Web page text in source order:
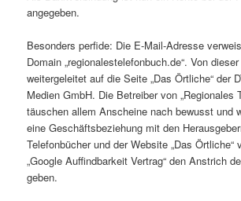
angegeben.
Besonders perfide: Die E-Mail-Adresse
Domain „regionalestelefonbuch.de“. Von
weitergeleitet auf die Seite „Das Örtliche“ der
Medien GmbH. Die Betreiber von „Regionales
täuschen allem Anscheine nach bewusst und
eine Geschäftsbeziehung mit den
Telefonbücher und der Website „Das Örtliche“
„Google Auffindbarkeit Vertrag“ den Anstrich
geben.